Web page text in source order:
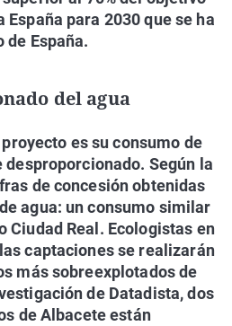
para 2030 que se ha
de España.
del agua
es su consumo de
Según la
de concesión obtenidas
agua: un consumo similar
Ciudad Real. Ecologistas en
captaciones se realizarán
más sobreexplotados de
de Datadista, dos
de Albacete están